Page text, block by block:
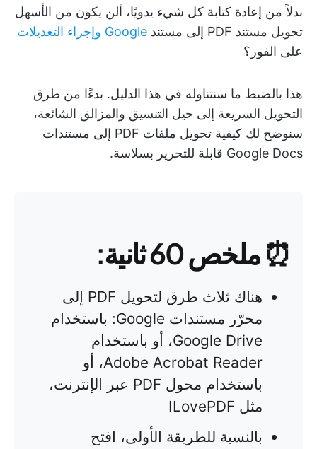
بدلاً من إعادة كتابة كل شيء يدويًا، ألن يكون من الأسهل
تحويل مستند PDF إلى مستند
Google وإجراء التعديلات
على الفور؟
هذا بالضبط ما سنتناوله في هذا الدليل. بدءًا من طرق
التحويل السريعة إلى حيل التنسيق والمزالق الشائعة،
سنوضح لك كيفية تحويل ملفات PDF إلى مستندات
Google Docs قابلة للتحرير بسلاسة.
⏰ ملخص 60 ثانية:
هناك ثلاث طرق لتحويل PDF إلى
محرّر مستندات Google: باستخدام
Google Drive، أو باستخدام
Adobe Acrobat Reader، أو
باستخدام محول PDF عبر الإنترنت،
مثل ILovePDF
بالنسبة للطريقة الأولى، افتح